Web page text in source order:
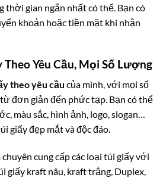
thời gian ngắn nhất có thể. Bạn có
khoản hoặc tiền mặt khi nhận
Theo Yêu Cầu, Mọi Số Lượng
theo yêu cầu của mình, với mọi số
đơn giản đến phức tạp. Bạn có thể
màu sắc, hình ảnh, logo, slogan…
giấy đẹp mắt và độc đáo.
cung cấp các loại túi giấy với
giấy kraft nâu, kraft trắng, Duplex,